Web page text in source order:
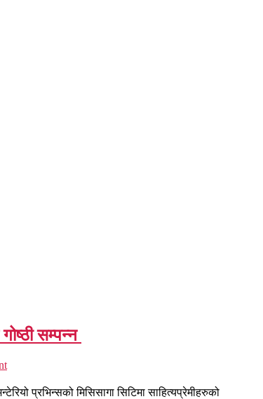
सम्पन्न
प्रभिन्सको मिसिसागा सिटिमा साहित्यप्रेमीहरुको